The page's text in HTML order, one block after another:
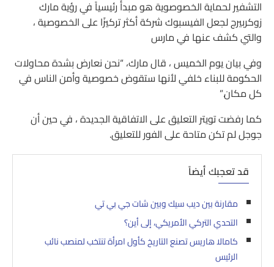
التشفير لحماية الخصوصوية هو مبدأً رئيسياً في رؤية مارك
زوكربيرج لجعل الفيسبوك شركة أكثر تركيزًا على الخصوصية ،
والتي كشف عنها في مارس
وفي بيان يوم الخميس ، قال مارك، “نحن نعارض بشدة محاولات
الحكومة للبناء خلفي لأنها ستقوض خصوصية وأمن الناس في
كل مكان.”
كما رفضت تويتر التعليق على الاتفاقية الجديدة ، في حين أن
جوجل لم تكن متاحة على الفور للتعليق.
قد تعجبك أيضاً
مقارنة بين ديب سيك وبين شات جي بي تي
التحدي التركي الأمريكي، إلى أين؟
كامالا هاريس تصنع التاريخ كأول امرأة تنتخب لمنصب نائب
الرئيس